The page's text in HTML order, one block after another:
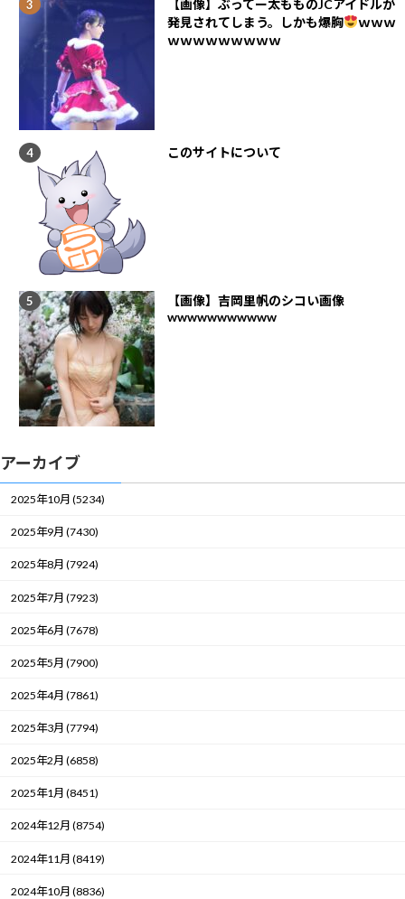
【画像】ぶってー太もものJCアイドルが
発見されてしまう。しかも爆胸
ｗｗｗ
ｗｗｗｗｗｗｗｗｗ
このサイトについて
【画像】吉岡里帆のシコい画像
wwwwwwwwwww
アーカイブ
2025年10月 (5234)
2025年9月 (7430)
2025年8月 (7924)
2025年7月 (7923)
2025年6月 (7678)
2025年5月 (7900)
2025年4月 (7861)
2025年3月 (7794)
2025年2月 (6858)
2025年1月 (8451)
2024年12月 (8754)
2024年11月 (8419)
2024年10月 (8836)